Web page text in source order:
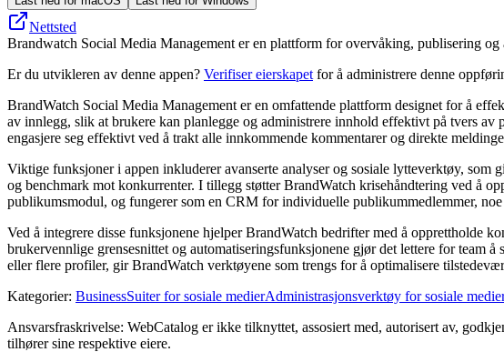
Nettsted
Brandwatch Social Media Management er en plattform for overvåking, publisering
Er du utvikleren av denne appen? Verifiser eierskapet for å administrere denne
BrandWatch Social Media Management er en omfattende plattform designet for å
av innlegg, slik at brukere kan planlegge og administrere innhold effektivt på tvers
engasjere seg effektivt ved å trakt alle innkommende kommentarer og direkte
Viktige funksjoner i appen inkluderer avanserte analyser og sosiale lytteverktøy,
og benchmark mot konkurrenter. I tillegg støtter BrandWatch krisehåndtering ved å
publikumsmodul, og fungerer som en CRM for individuelle publikummedlemmer,
Ved å integrere disse funksjonene hjelper BrandWatch bedrifter med å opprettholde
brukervennlige grensesnittet og automatiseringsfunksjonene gjør det lettere for team
eller flere profiler, gir BrandWatch verktøyene som trengs for å optimalisere
Kategorier: BusinessSuiter for sosiale medierAdministrasjonsverktøy for sosiale
Ansvarsfraskrivelse: WebCatalog er ikke tilknyttet, assosiert med, autorisert av,
tilhører sine respektive eiere.